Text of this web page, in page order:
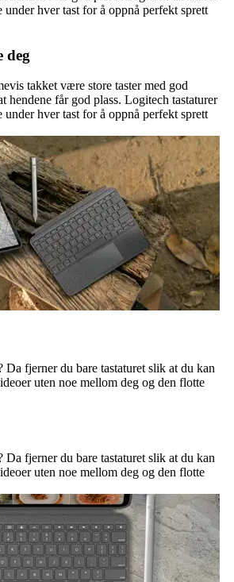
under hver tast for å oppnå perfekt sprett
deg
takket være store taster med god
hendene får god plass. Logitech tastaturer
under hver tast for å oppnå perfekt sprett
Da fjerner du bare tastaturet slik at du kan
uten noe mellom deg og den flotte
Da fjerner du bare tastaturet slik at du kan
uten noe mellom deg og den flotte